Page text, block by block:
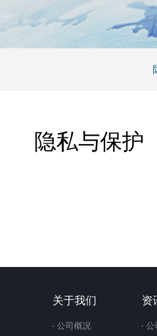
隐私与保护
关于我们
公司概况
资
公